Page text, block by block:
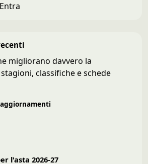
Entra
migliorano davvero la
classifiche e schede
l'asta 2026-27